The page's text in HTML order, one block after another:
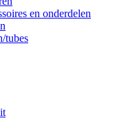
en onderdelen
tubes